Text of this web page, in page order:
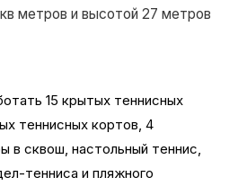
метров и высотой 27 метров
15 крытых теннисных
теннисных кортов, 4
в сквош, настольный теннис,
тенниса и пляжного